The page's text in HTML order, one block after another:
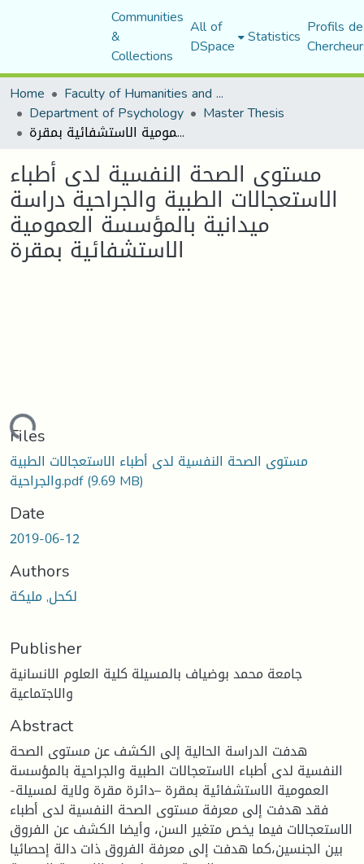
Communities
&
Collections
All of
DSpace Statistics Profils
Home
Faculty of Humanities and Social Sciences
Department of Psychology Master Thesis
مستوى الصحة النفسية لدى أطباء الاستعجالات الطبية والجراحية دراسة ميدانية بالمؤسسة العمومية الاستشفائية بمقرة
مستوى الصحة النفسية لدى أطباء
الاستعجالات الطبية والجراحية دراسة
ميدانية بالمؤسسة العمومية
الاستشفائية بمقرة
Files
مستوى الصحة النفسية لدى أطباء الاستعجالات الطبية
والجراحية.pdf(9.69 MB)
Date
2019-06-12
Authors
لكحل, مليكة
Publisher
جامعة محمد بوضياف بالمسيلة كلية العلوم الانسانية
والاجتماعية
Abstract
هدفت الدراسة الحالية إلى الكشف عن مستوى الصحة
النفسية لدى أطباء الاستعجالات الطبية والجراحية بالمؤسسة
العمومية الاستشفائية بمقرة –دائرة مقرة ولاية لمسيلة-
فقد هدفت إلى معرفة مستوى الصحة النفسية لدى أطباء
الاستعجالات فيما يخص متغير السن، وأيضا الكشف عن الفروق
بين الجنسين،كما هدفت إلى معرفة الفروق ذات دالة إحصائيا